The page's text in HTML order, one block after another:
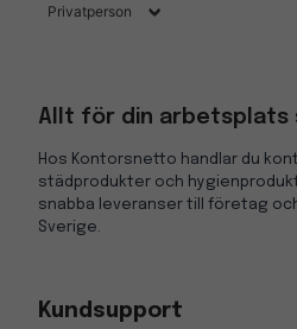
Allt för din arbetsplats
Hos Kontorsnetto handlar du
städprodukter och
snabba leveranser till företag
Sverige.
Kundsupport